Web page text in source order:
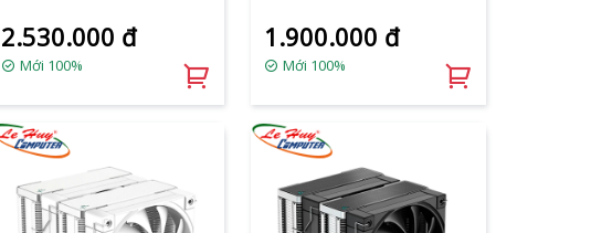
2.530.000 đ
Mới 100%
1.900.000 đ
Mới 100%